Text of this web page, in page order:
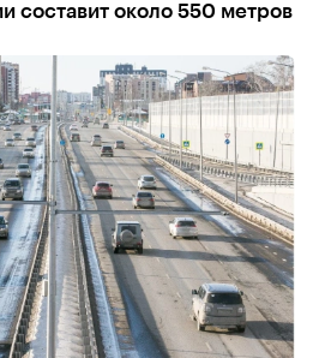
составит около 550 метров